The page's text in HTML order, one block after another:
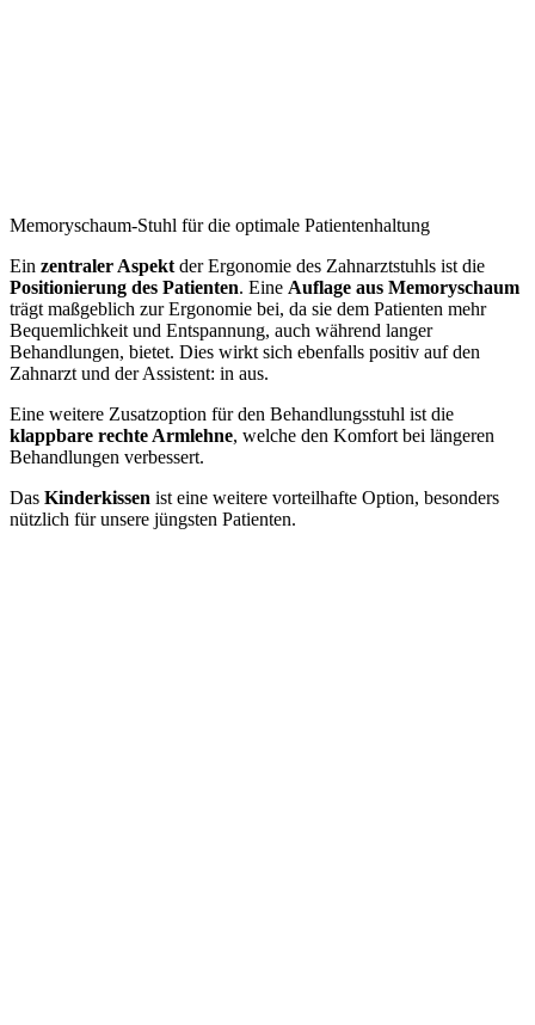
Memoryschaum-Stuhl für die optimale Patientenhaltung
Ein zentraler Aspektder Ergonomie des Zahnarztstuhls ist die
Positionierung des Patienten. Eine Auflage aus Memoryschaum
trägt maßgeblich zur Ergonomie bei, da sie dem Patienten mehr
Bequemlichkeit und Entspannung, auch während langer
Behandlungen, bietet. Dies wirkt sich ebenfalls positiv auf den
Zahnarzt und der Assistent: in aus.
Eine weitere Zusatzoption für den Behandlungsstuhl ist die
klappbare rechte Armlehne, welche den Komfort bei längeren
Behandlungen verbessert.
Das Kinderkissen ist eine weitere vorteilhafte Option, besonders
nützlich für unsere jüngsten Patienten.